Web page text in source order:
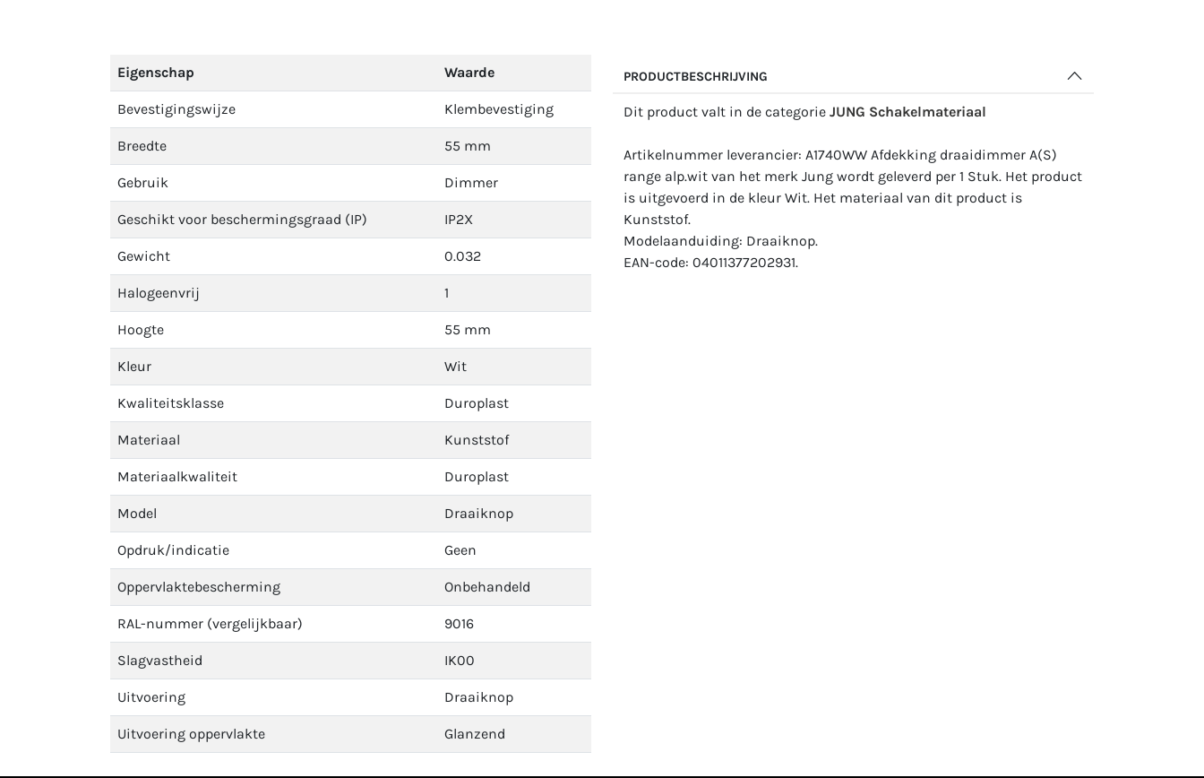
Eigenschap Waarde
Bevestigingswijze Klembevestiging
Breedte 55 mm
Gebruik Dimmer
Geschikt voor beschermingsgraad (IP) IP2X
Gewicht 0.032
Halogeenvrij 1
Hoogte 55 mm
Kleur Wit
Kwaliteitsklasse Duroplast
Materiaal Kunststof
Materiaalkwaliteit Duroplast
Model Draaiknop
Opdruk/indicatie Geen
Oppervlaktebescherming Onbehandeld
RAL-nummer (vergelijkbaar) 9016
Slagvastheid IK00
Uitvoering Draaiknop
Uitvoering oppervlakte Glanzend
PRODUCTBESCHRIJVING
Dit product valt in de categorie JUNG Schakelmateriaal
Artikelnummer leverancier: A1740WW Afdekking draaidimmer A(S)
range alp.wit van het merk Jung wordt geleverd per 1 Stuk. Het product
is uitgevoerd in de kleur Wit. Het materiaal van dit product is
Kunststof.
Modelaanduiding: Draaiknop.
EAN-code: 04011377202931.